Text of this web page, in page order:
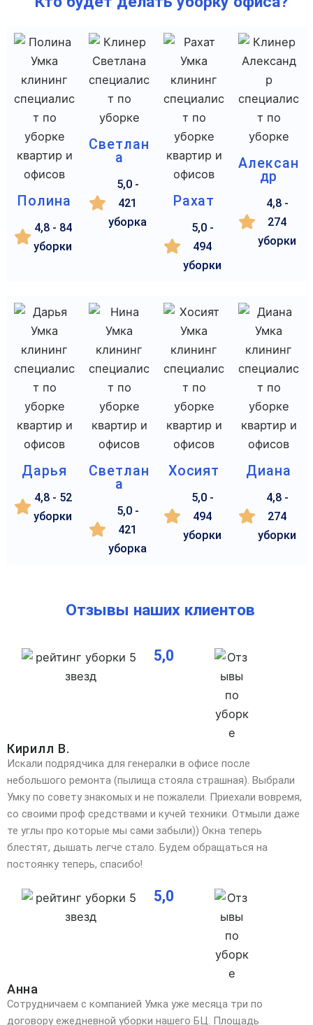
Полина
4,8 - 84
уборки
Светлан
а
5,0 -
421
уборка
Рахат
5,0 -
494
уборки
Алексан
др
4,8 -
274
уборки
Дарья
4,8 - 52
уборки
Светлан
а
5,0 -
421
уборка
Хосият
5,0 -
494
уборки
Диана
4,8 -
274
уборки
Отзывы наших клиентов
5,0
Кирилл В.
Искали подрядчика для генералки в офисе после
небольшого ремонта (пылища стояла страшная). Выбрали
Умку по совету знакомых и не пожалели. Приехали вовремя,
со своими проф средствами и кучей техники. Отмыли даже
те углы про которые мы сами забыли)) Окна теперь
блестят, дышать легче стало. Будем обращаться на
постоянку теперь, спасибо!
5,0
Анна
Сотрудничаем с компанией Умка уже месяца три по
договору ежедневной уборки нашего БЦ. Площадь